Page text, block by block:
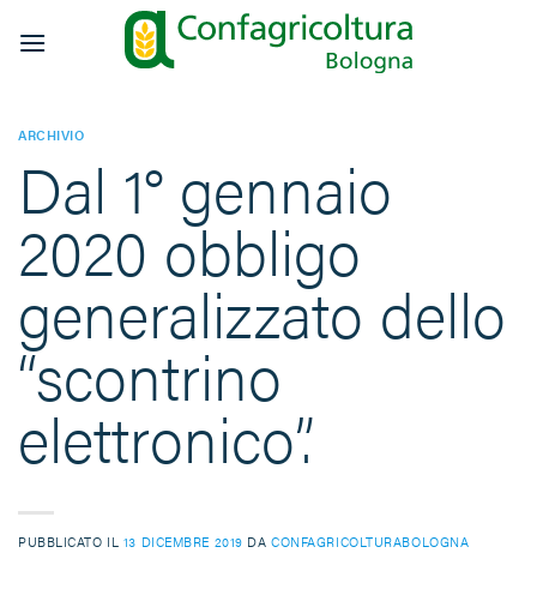
ARCHIVIO
Dal 1° gennaio
2020 obbligo
generalizzato dello
“scontrino
elettronico”.
PUBBLICATO IL 13 DICEMBRE 2019 DACONFAGRICOLTURABOLOGNA